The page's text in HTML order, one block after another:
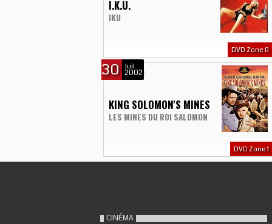
I.K.U.
IKU
DVD Zone 0
30 Juil
2002
KING SOLOMON'S MINES
LES MINES DU ROI SALOMON
DVD Zone 1
CINÉMA